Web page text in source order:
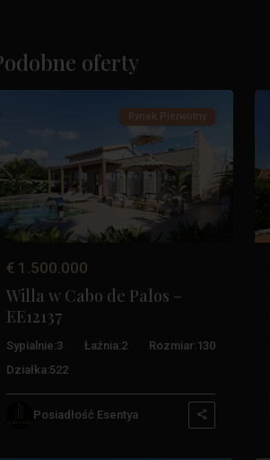
oferty
Przylądek
Palos
Poprzedni Następny
Rynek Pierwotny
€ 1.500.000
Willa w Cabo de Palos –
EE12137
Sypialnie:3 Łaźnia:2 Rozmiar: 130
Działka:522
Posiadłość Esentya
Costa
Palos
Klub
La
Manga
Javier,
San
Pedro
La